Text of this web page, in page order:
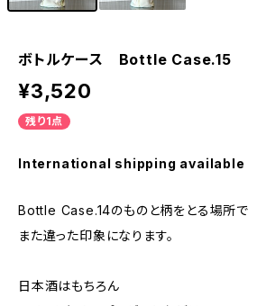
ボトルケース Bottle Case.15
¥3,520
残り1点
International shipping available
Bottle Case.14のものと柄をとる場所で
また違った印象になります。
日本酒はもちろん